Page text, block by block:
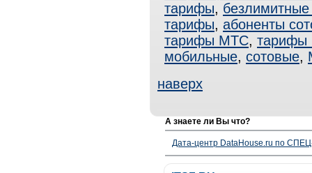
тарифы,
тарифы, абоненты
тарифы МТС, тарифы
мобильные, сотовые,
наверх
А знаете ли Вы что?
Дата-центр DataHouse.ru по